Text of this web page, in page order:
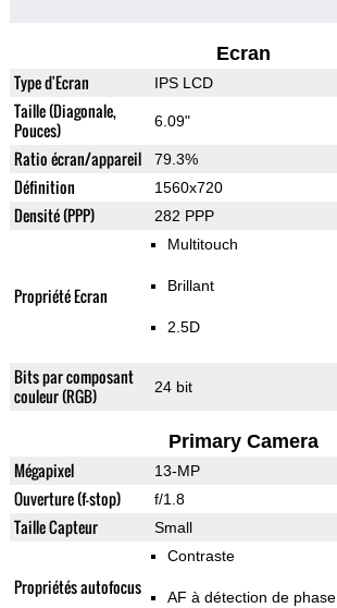
Ecran
Type d'Ecran IPS LCD
Taille (Diagonale,
Pouces)
6.09"
Ratio écran/appareil 79.3%
Définition 1560x720
Densité (PPP) 282 PPP
Propriété Ecran
Multitouch
Brillant
2.5D
Bits par composant
couleur (RGB)
24 bit
Primary Camera
Mégapixel 13-MP
Ouverture (f-stop) f/1.8
Taille Capteur Small
Propriétés autofocus
Contraste
AF à détection de phase